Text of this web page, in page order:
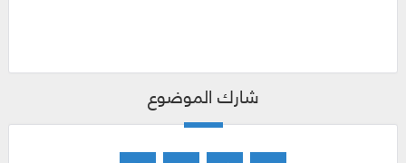
شارك الموضوع